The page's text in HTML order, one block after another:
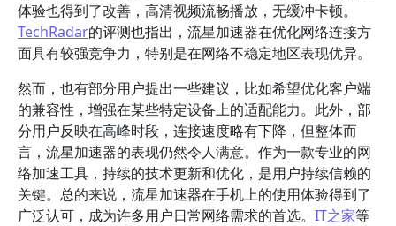
体验也得到了改善，高清视频流畅播放，无缓冲卡顿。
TechRadar的评测也指出，流星加速器在优化网络连接方
面具有较强竞争力，特别是在网络不稳定地区表现优异。
然而，也有部分用户提出一些建议，比如希望优化客户端
的兼容性，增强在某些特定设备上的适配能力。此外，部
分用户反映在高峰时段，连接速度略有下降，但整体而
言，流星加速器的表现仍然令人满意。作为一款专业的网
络加速工具，持续的技术更新和优化，是用户持续信赖的
关键。总的来说，流星加速器在手机上的使用体验得到了
广泛认可，成为许多用户日常网络需求的首选。 IT之家等